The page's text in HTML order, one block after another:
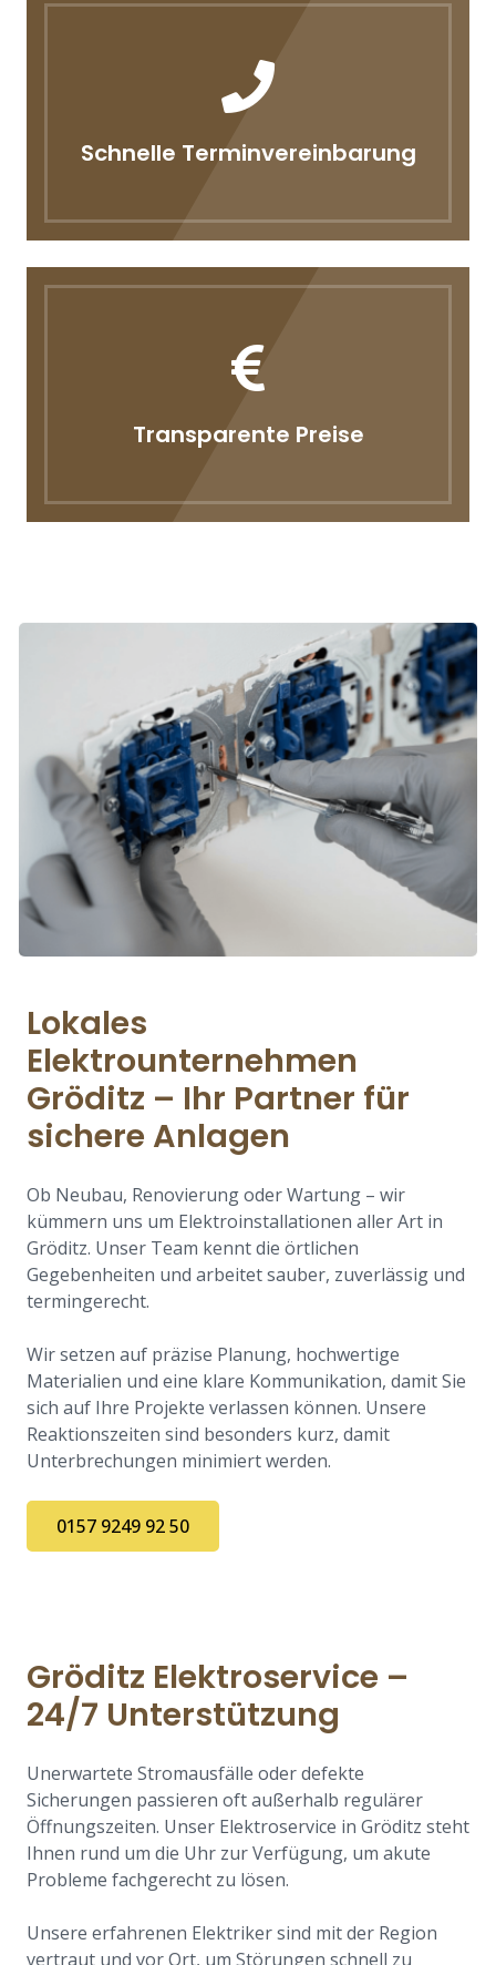
Schnelle Terminvereinbarung
Transparente Preise
Lokales
Elektrounternehmen
Gröditz – Ihr Partner für
sichere Anlagen
Ob Neubau, Renovierung oder Wartung – wir
kümmern uns um Elektroinstallationen aller Art in
Gröditz. Unser Team kennt die örtlichen
Gegebenheiten und arbeitet sauber, zuverlässig und
termingerecht.
Wir setzen auf präzise Planung, hochwertige
Materialien und eine klare Kommunikation, damit Sie
sich auf Ihre Projekte verlassen können. Unsere
Reaktionszeiten sind besonders kurz, damit
Unterbrechungen minimiert werden.
0157 9249 92 50
Gröditz Elektroservice –
24/7 Unterstützung
Unerwartete Stromausfälle oder defekte
Sicherungen passieren oft außerhalb regulärer
Öffnungszeiten. Unser Elektroservice in Gröditz steht
Ihnen rund um die Uhr zur Verfügung, um akute
Probleme fachgerecht zu lösen.
Unsere erfahrenen Elektriker sind mit der Region
vertraut und vor Ort, um Störungen schnell zu